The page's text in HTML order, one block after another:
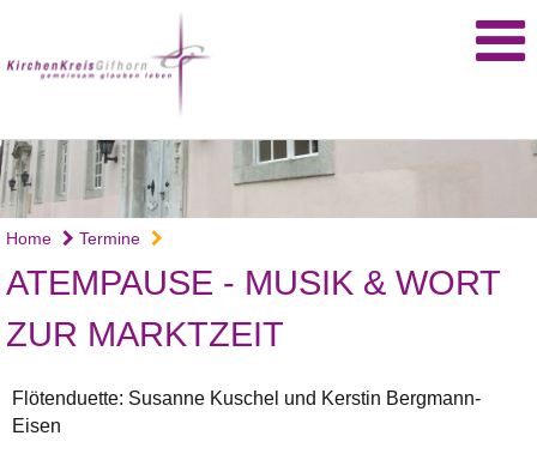
Home Termine
ATEMPAUSE - MUSIK & WORT
ZUR MARKTZEIT
Flötenduette: Susanne Kuschel und Kerstin Bergmann-
Eisen